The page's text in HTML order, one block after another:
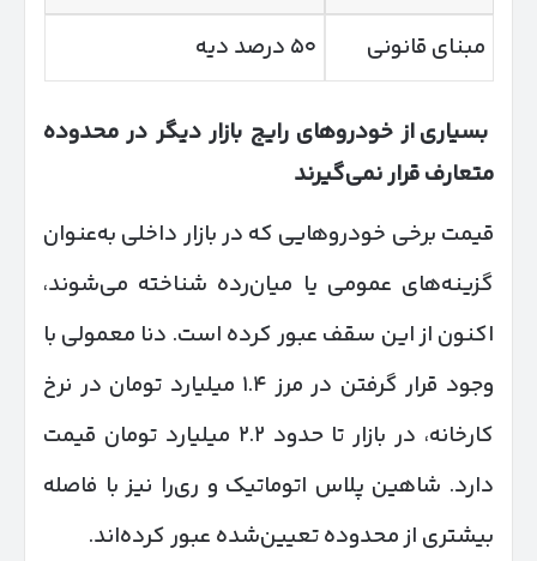
مبنای قانونی ۵۰ درصد دیه
بسیاری از خودروهای رایج بازار دیگر در محدوده
متعارف قرار نمی‌گیرند
قیمت برخی خودروهایی که در بازار داخلی به‌عنوان
گزینه‌های عمومی یا میان‌رده شناخته می‌شوند،
اکنون از این سقف عبور کرده است. دنا معمولی با
وجود قرار گرفتن در مرز ۱.۴ میلیارد تومان در نرخ
کارخانه، در بازار تا حدود ۲.۲ میلیارد تومان قیمت
دارد. شاهین پلاس اتوماتیک و ری‌را نیز با فاصله
بیشتری از محدوده تعیین‌شده عبور کرده‌اند.